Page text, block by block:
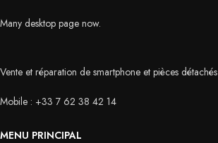
Many desktop page now.
Vente et réparation de smartphone et pièces détachés
Mobile : +33 7 62 38 42 14
MENU PRINCIPAL